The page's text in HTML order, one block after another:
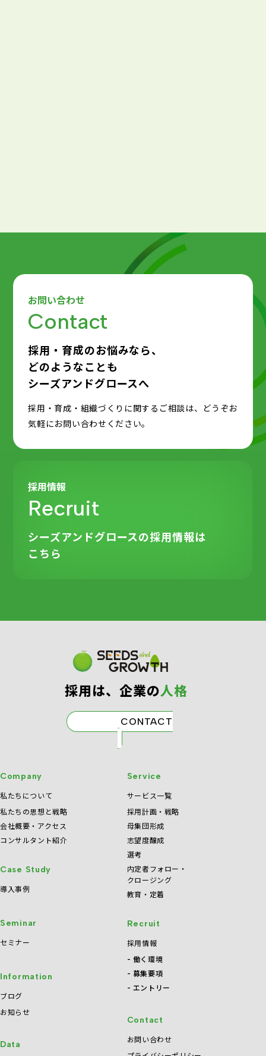
お問い合わせ
Contact
採用・育成のお悩みなら、
どのようなことも
シーズアンドグロースへ
採用・育成・組織づくりに関するご相談は、どうぞお
気軽にお問い合わせください。
採用情報
Recruit
シーズアンドグロースの採用情報は
こちら
採⽤は、企業の⼈格
CONTACT
Company
私たちについて
私たちの思想と戦略
会社概要・アクセス
コンサルタント紹介
Service
サービス一覧
採用計画・戦略
母集団形成
志望度醸成
選考
内定者フォロー・
クロージング
教育・定着
Case Study
導入事例
Seminar
セミナー
Information
ブログ
お知らせ
Data
Recruit
採用情報
働く環境
募集要項
エントリー
Contact
お問い合わせ